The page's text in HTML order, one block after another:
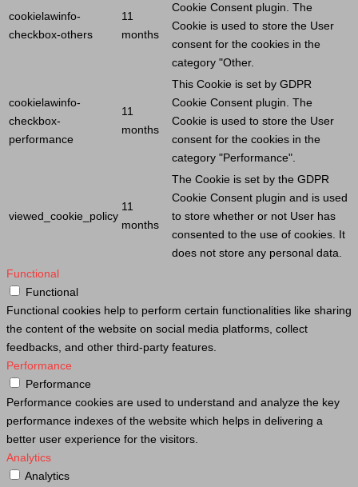
cookielawinfo-
checkbox-others
11
months
Cookie Consent plugin. The
Cookie is used to store the User
consent for the cookies in the
category "Other.
cookielawinfo-
checkbox-
performance
11
months
This Cookie is set by GDPR
Cookie Consent plugin. The
Cookie is used to store the User
consent for the cookies in the
category "Performance".
viewed_cookie_policy
11
months
The Cookie is set by the GDPR
Cookie Consent plugin and is used
to store whether or not User has
consented to the use of cookies. It
does not store any personal data.
Functional
Functional
Functional cookies help to perform certain functionalities like sharing
the content of the website on social media platforms, collect
feedbacks, and other third-party features.
Performance
Performance
Performance cookies are used to understand and analyze the key
performance indexes of the website which helps in delivering a
better user experience for the visitors.
Analytics
Analytics